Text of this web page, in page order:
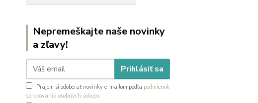
Nepremeškajte naše novinky
a zľavy!
Prihlásiť sa
Prajem si odoberať novinky e-mailom podľa podmienok
spracovania osobných údajov.